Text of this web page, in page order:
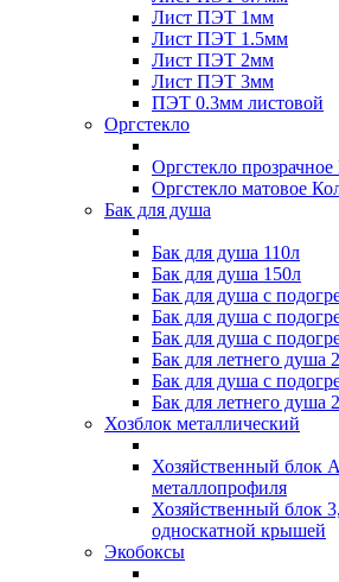
Лист ПЭТ 1мм
Лист ПЭТ 1.5мм
Лист ПЭТ 2мм
Лист ПЭТ 3мм
ПЭТ 0.3мм листовой
Оргстекло
Оргстекло
Оргстекло матовое
Бак для душа
Бак для душа 110л
Бак для душа 150л
Бак для душа с
Бак для душа с
Бак для душа с
Бак для летнего душа
Бак для душа с
Бак для летнего душа
Хозблок металлический
Хозяйственный блок
металлопрофиля
Хозяйственный блок
односкатной крышей
Экобоксы